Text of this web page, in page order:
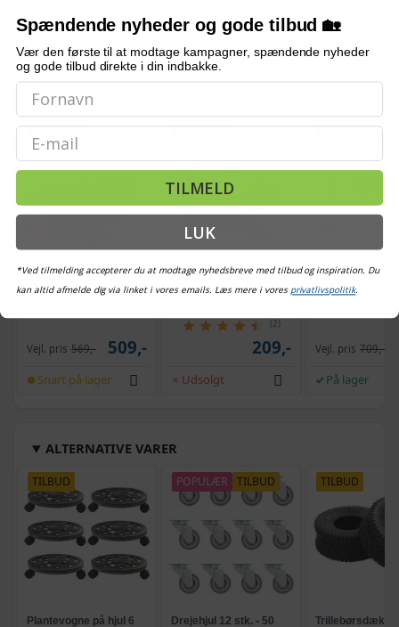
Bemærk: FAQ er vejledende information. Vi tager forbehold for fejl og
mangler, og oplysningerne er ikke juridisk bindende.
OFTE KØBT SAMMEN MED
POPULÆR
Bordmodel
isterningmaskine - 9
selvrensende, sort
Vejl. pris 569,- 509,-
Snart på lager
Vetoquinol Dronspot
ormekur spot-on til kat
(2)
209,-
Udsolgt
Hængeparasols
solcelledrevne
og krank, UPF
Vejl. pris 709,-
På lager
ALTERNATIVE VARER
TILBUD
Plantevogne på hjul 6
POPULÆR TILBUD
Drejehjul 12 stk. - 50
TILBUD
Trillebørsdæk 2
Spændende nyheder og gode tilbud 🏡
Vær den første til at modtage kampagner, spændende nyheder
og gode tilbud direkte i din indbakke.
Email
TILMELD
LUK
*Ved tilmelding accepterer du at modtage nyhedsbreve med tilbud og inspiration. Du
kan altid afmelde dig via linket i vores emails. Læs mere i vores privatlivspolitik.